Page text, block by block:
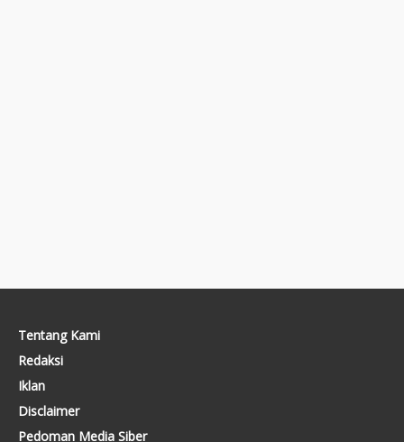
Tentang Kami
Redaksi
Iklan
Disclaimer
Pedoman Media Siber